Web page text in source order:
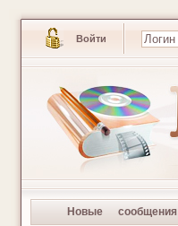
Войти
Новые сообщения